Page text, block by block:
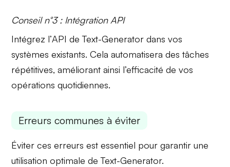
Conseil n°3 : Intégration API
Intégrez l’API de Text-Generator dans vos
systèmes existants. Cela automatisera des tâches
répétitives, améliorant ainsi l’efficacité de vos
opérations quotidiennes.
Erreurs communes à éviter
Éviter ces erreurs est essentiel pour garantir une
utilisation optimale de Text-Generator.